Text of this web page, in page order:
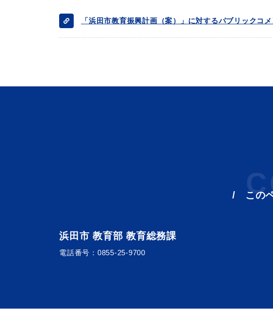
「浜田市教育振興計画（案）」に対するパブリックコ
この
浜田市 教育部 教育総務課
電話番号： 0855-25-9700